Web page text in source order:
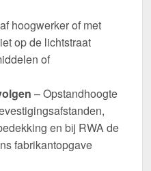
hoogwerker of met
op de lichtstraat
of
– Opstandhoogte
en bij RWA de
fabrikantopgave